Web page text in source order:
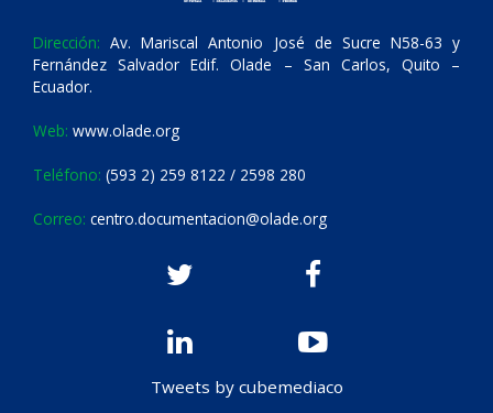
Dirección: Av. Mariscal Antonio José de Sucre N58-63 y
Fernández Salvador Edif. Olade – San Carlos, Quito –
Ecuador.
Web: www.olade.org
Teléfono: (593 2) 259 8122 / 2598 280
Correo: centro.documentacion@olade.org
Tweets by cubemediaco